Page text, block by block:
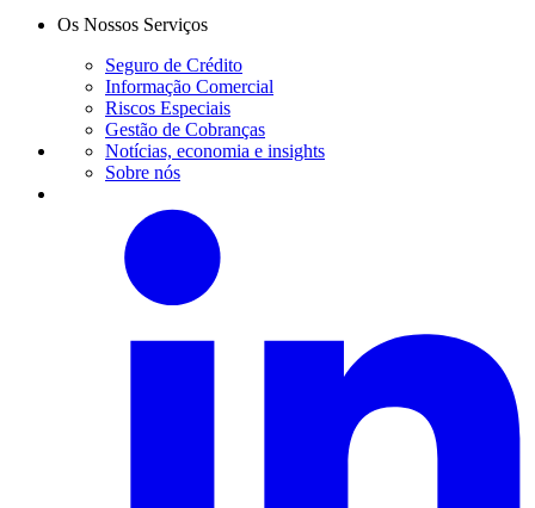
Os Nossos Serviços
Seguro de Crédito
Informação Comercial
Riscos Especiais
Gestão de Cobranças
Notícias, economia e insights
Sobre nós